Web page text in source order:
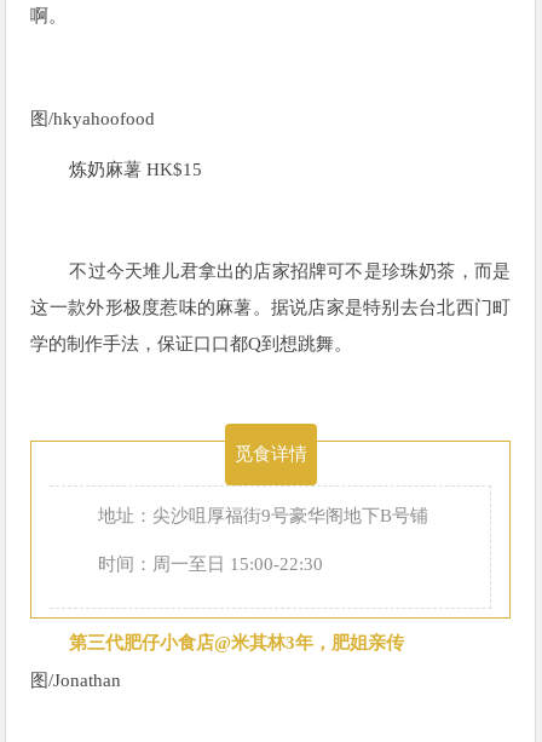
啊。
图/hkyahoofood
炼奶麻薯 HK$15
不过今天堆儿君拿出的店家招牌可不是珍珠奶茶，而是
这一款外形极度惹味的麻薯。据说店家是特别去台北西门町
学的制作手法，保证口口都Q到想跳舞。
觅食详情
地址：尖沙咀厚福街9号豪华阁地下B号铺
时间：周一至日 15:00-22:30
第三代肥仔小食店@米其林3年，肥姐亲传
图/Jonathan